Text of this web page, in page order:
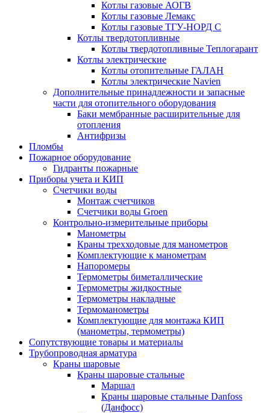
Котлы газовые АОГВ
Котлы газовые Лемакс
Котлы газовые ТГУ-НОРД С
Котлы твердотопливные
Котлы твердотопливные Теплогарант
Котлы электрические
Котлы отопительные ГАЛАН
Котлы электрические Navien
Дополнительные принадлежности и запасные
части для отопительного оборудования
Баки мембранные расширительные для
отопления
Антифризы
Пломбы
Пожарное оборудование
Гидранты пожарные
Приборы учета и КИП
Счетчики воды
Монтаж счетчиков
Счетчики воды Groen
Контрольно-измерительные приборы
Манометры
Краны трехходовые для манометров
Комплектующие к манометрам
Напоромеры
Термометры биметаллические
Термометры жидкостные
Термометры накладные
Термоманометры
Комплектующие для монтажа КИП
(манометры, термометры)
Сопутствующие товары и материалы
Трубопроводная арматура
Краны шаровые
Краны шаровые стальные
Маршал
Краны шаровые стальные Danfoss
(Данфосс)